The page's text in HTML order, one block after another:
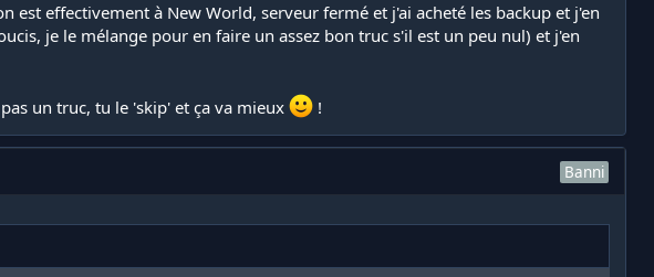
est effectivement à New World, serveur fermé et j'ai acheté les backup et j'en
je le mélange pour en faire un assez bon truc s'il est un peu nul) et j'en
un truc, tu le 'skip' et ça va mieux !
Banni